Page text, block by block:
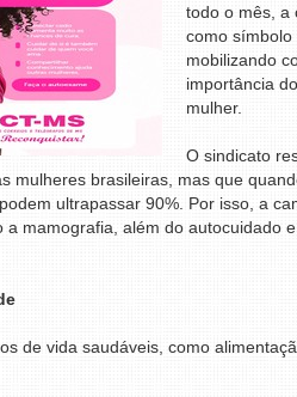
todo o mês, a
como símbolo
mobilizando
importância
mulher.
O sindicato
mulheres brasileiras, mas que
ultrapassar 90%. Por isso, a
a mamografia, além do autocuidado
de vida saudáveis, como